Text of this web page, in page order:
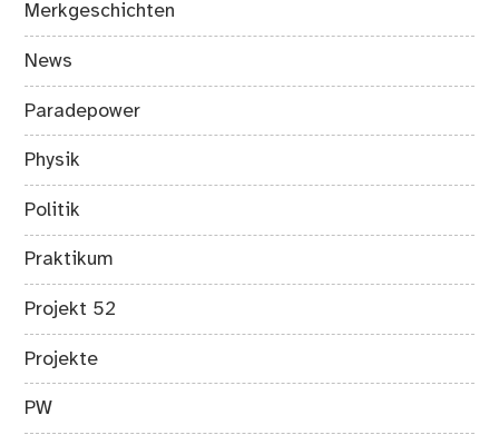
Merkgeschichten
News
Paradepower
Physik
Politik
Praktikum
Projekt 52
Projekte
PW